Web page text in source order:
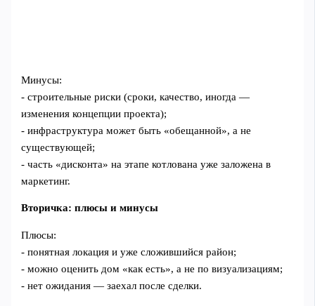
Минусы:
- строительные риски (сроки, качество, иногда —
изменения концепции проекта);
- инфраструктура может быть «обещанной», а не
существующей;
- часть «дисконта» на этапе котлована уже заложена в
маркетинг.
Вторичка: плюсы и минусы
Плюсы:
- понятная локация и уже сложившийся район;
- можно оценить дом «как есть», а не по визуализациям;
- нет ожидания — заехал после сделки.